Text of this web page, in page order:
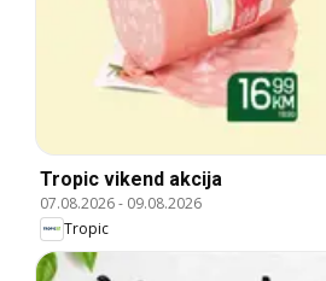
Tropic vikend akcija
07.08.2026- 09.08.2026
Tropic